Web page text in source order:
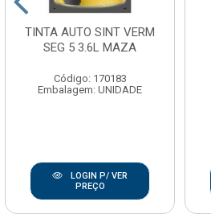
TINTA AUTO SINT VERM
SEG 5 3.6L MAZA
Código: 170183
Embalagem: UNIDADE
LOGIN P/ VER
PREÇO